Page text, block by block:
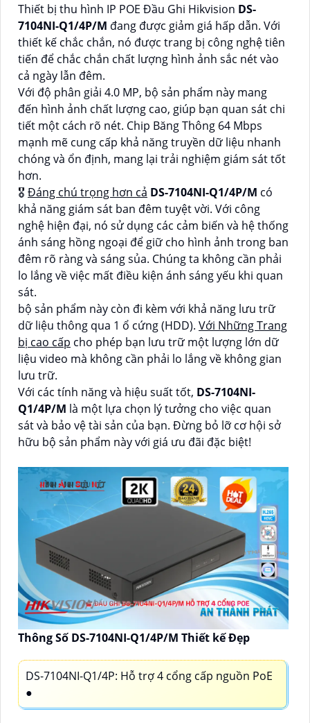
Thiết bị thu hình IP POE Đầu Ghi Hikvision DS-
7104NI-Q1/4P/M đang được giảm giá hấp dẫn. Với
thiết kế chắc chắn, nó được trang bị công nghệ tiên
tiến để chắc chắn chất lượng hình ảnh sắc nét vào
cả ngày lẫn đêm.
Với độ phân giải 4.0 MP, bộ sản phẩm này mang
đến hình ảnh chất lượng cao, giúp bạn quan sát chi
tiết một cách rõ nét. Chip Băng Thông 64 Mbps
mạnh mẽ cung cấp khả năng truyền dữ liệu nhanh
chóng và ổn định, mang lại trải nghiệm giám sát tốt
hơn.
🎖️ Đáng chú trọng hơn cả DS-7104NI-Q1/4P/M có
khả năng giám sát ban đêm tuyệt vời. Với công
nghệ hiện đại, nó sử dụng các cảm biến và hệ thống
ánh sáng hồng ngoại để giữ cho hình ảnh trong ban
đêm rõ ràng và sáng sủa. Chúng ta không cần phải
lo lắng về việc mất điều kiện ánh sáng yếu khi quan
sát.
bộ sản phẩm này còn đi kèm với khả năng lưu trữ
dữ liệu thông qua 1 ổ cứng (HDD). Với Những Trang
bị cao cấp cho phép bạn lưu trữ một lượng lớn dữ
liệu video mà không cần phải lo lắng về không gian
lưu trữ.
Với các tính năng và hiệu suất tốt, DS-7104NI-
Q1/4P/M là một lựa chọn lý tưởng cho việc quan
sát và bảo vệ tài sản của bạn. Đừng bỏ lỡ cơ hội sở
hữu bộ sản phẩm này với giá ưu đãi đặc biệt!
Thông Số DS-7104NI-Q1/4P/M Thiết kế Đẹp
DS-7104NI-Q1/4P: Hỗ trợ 4 cổng cấp nguồn PoE
●